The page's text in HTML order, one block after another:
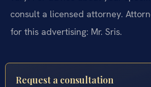
consult a licensed attorney.
for this advertising: Mr. Sris.
Request a consultation